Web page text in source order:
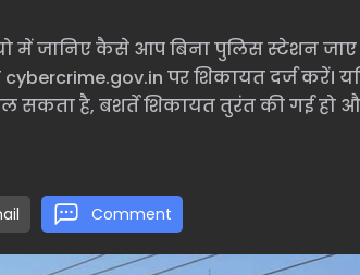
में जानिए कैसे आप बिना पुलिस स्टेशन
पर शिकायत दर्ज करें।
सकता है, बशर्ते शिकायत तुरंत की गई हो
Comment